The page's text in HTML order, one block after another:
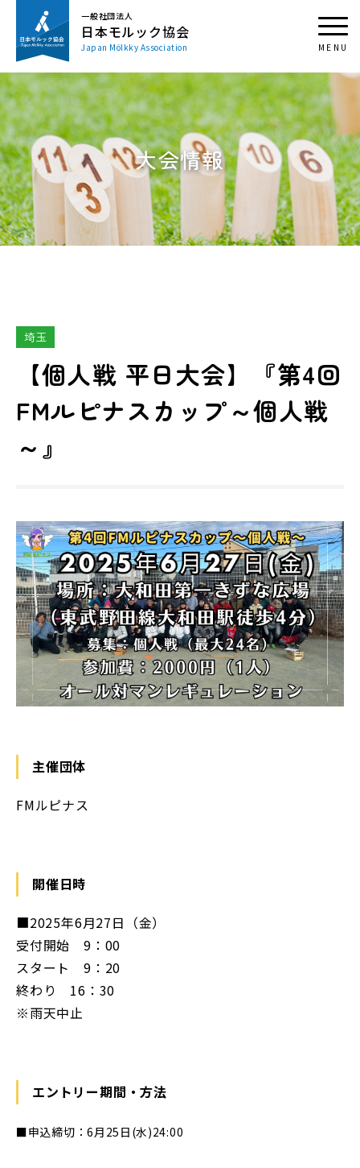
一般社団法人
日本モルック協会
Japan Mölkky Association
大会情報
埼玉
【個人戦 平日大会】『第4回
FMルピナスカップ～個人戦
～』
主催団体
FMルピナス
開催日時
■2025年6月27日（金）
受付開始 9：00
スタート 9：20
終わり 16：30
※雨天中止
エントリー期間・方法
■申込締切：6月25日(水)24:00